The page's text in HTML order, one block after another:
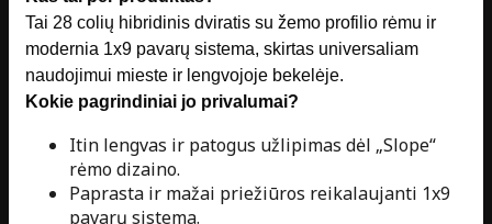
Tai 28 colių hibridinis dviratis su žemo profilio rėmu ir
modernia 1x9 pavarų sistema, skirtas universaliam
naudojimui mieste ir lengvojoje bekelėje.
Kokie pagrindiniai jo privalumai?
Itin lengvas ir patogus užlipimas dėl „Slope“
rėmo dizaino.
Paprasta ir mažai priežiūros reikalaujanti 1x9
pavarų sistema.